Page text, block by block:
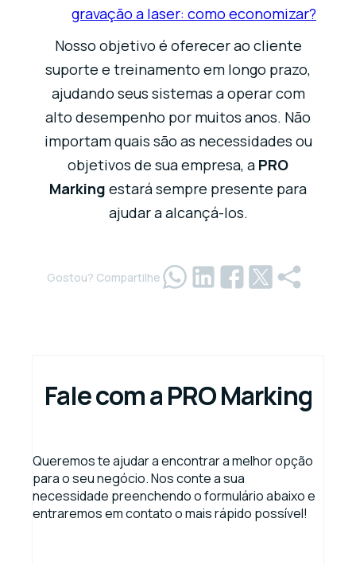
gravação a laser: como economizar?
Nosso objetivo é oferecer ao cliente
suporte e treinamento em longo prazo,
ajudando seus sistemas a operar com
alto desempenho por muitos anos. Não
importam quais são as necessidades ou
objetivos de sua empresa, a PRO
Marking estará sempre presente para
ajudar a alcançá-los.
Gostou? Compartilhe
Fale com a PRO Marking
Queremos te ajudar a encontrar a melhor opção
para o seu negócio. Nos conte a sua
necessidade preenchendo o formulário abaixo e
entraremos em contato o mais rápido possível!